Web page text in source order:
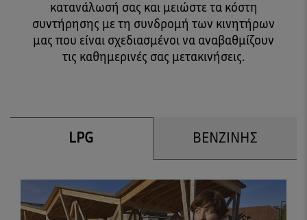
κατανάλωσή σας και μειώστε τα κόστη
συντήρησης με τη συνδρομή των κινητήρων
μας που είναι σχεδιασμένοι να αναβαθμίζουν
τις καθημερινές σας μετακινήσεις.
LPG ΒΕΝΖΙΝΗΣ